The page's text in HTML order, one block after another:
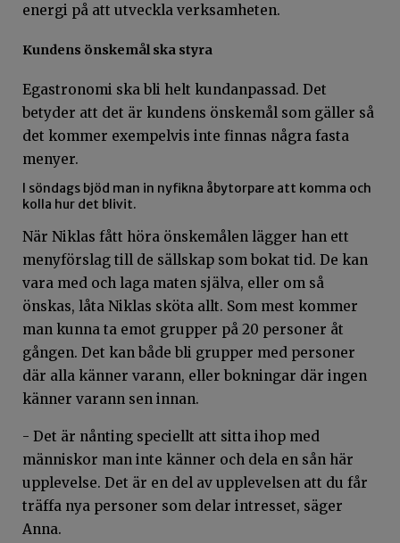
energi på att utveckla verksamheten.
Kundens önskemål ska styra
Egastronomi ska bli helt kundanpassad. Det
betyder att det är kundens önskemål som gäller så
det kommer exempelvis inte finnas några fasta
menyer.
I söndags bjöd man in nyfikna åbytorpare att komma och
kolla hur det blivit.
När Niklas fått höra önskemålen lägger han ett
menyförslag till de sällskap som bokat tid. De kan
vara med och laga maten själva, eller om så
önskas, låta Niklas sköta allt. Som mest kommer
man kunna ta emot grupper på 20 personer åt
gången. Det kan både bli grupper med personer
där alla känner varann, eller bokningar där ingen
känner varann sen innan.
- Det är nånting speciellt att sitta ihop med
människor man inte känner och dela en sån här
upplevelse. Det är en del av upplevelsen att du får
träffa nya personer som delar intresset, säger
Anna.